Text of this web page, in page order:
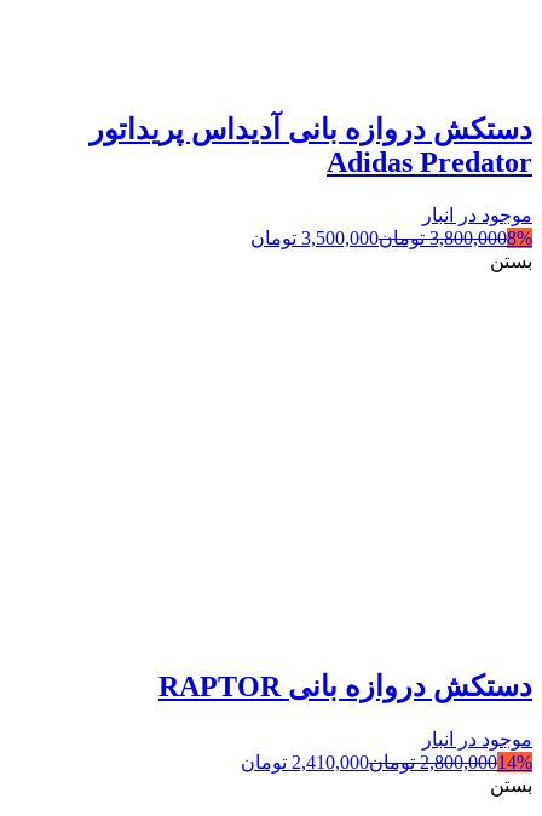
دستکش دروازه بانی آدیداس پریداتور
Adidas Predator
موجود در انبار
8%
3,800,000 تومان3,500,000 تومان
بستن
دستکش دروازه بانی RAPTOR
موجود در انبار
14%
2,800,000 تومان2,410,000 تومان
بستن